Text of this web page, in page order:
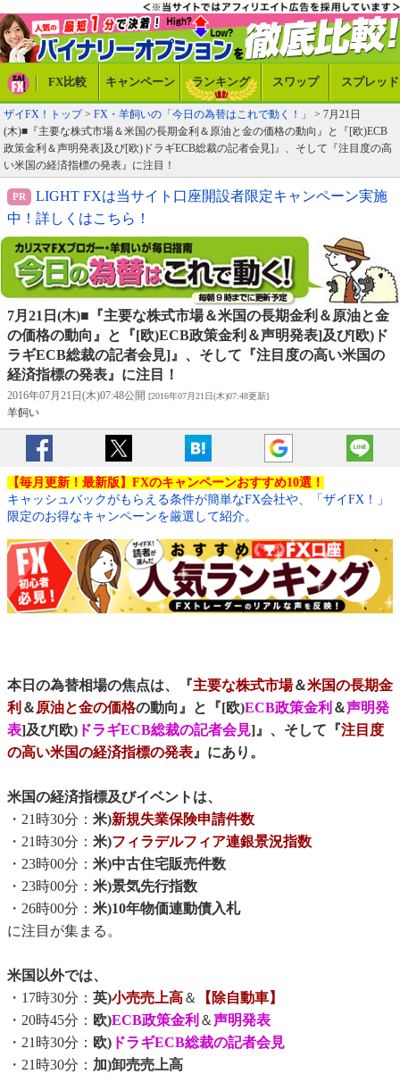
FX比較 キャンペーン ランキング スワップ スプレッド
ザイFX！トップ> FX・羊飼いの「今日の為替はこれで動く！」
> 7月21日
(木)■『主要な株式市場＆米国の長期金利＆原油と金の価格の動向』と『[欧)ECB
政策金利＆声明発表]及び[欧)ドラギECB総裁の記者会見]』、そして『注目度の高
い米国の経済指標の発表』に注目！
LIGHT FXは当サイト口座開設者限定キャンペーン実施
中！詳しくはこちら！
7月21日(木)■『主要な株式市場＆米国の長期金利＆原油と金
の価格の動向』と『[欧)ECB政策金利＆声明発表]及び[欧)ド
ラギECB総裁の記者会見]』、そして『注目度の高い米国の
経済指標の発表』に注目！
2016年07月21日(木)07:48公開 [2016年07月21日(木)07:48更新]
羊飼い
【毎月更新！最新版】FXのキャンペーンおすすめ10選！
キャッシュバックがもらえる条件が簡単なFX会社や、「ザイFX！」
限定のお得なキャンペーンを厳選して紹介。
本日の為替相場の焦点は、『主要な株式市場＆米国の長期金
利 ＆原油と金の価格の動向』と『[欧)ECB政策金利 ＆声明発
表]及び[欧) ドラギECB総裁の記者会見]』、そして『注目度
の高い米国の経済指標の発表』にあり。
米国の経済指標及びイベントは、
・21時30分： 米)新規失業保険申請件数
・21時30分： 米)フィラデルフィア連銀景況指数
・23時00分： 米)中古住宅販売件数
・23時00分： 米)景気先行指数
・26時00分： 米)10年物価連動債入札
に注目が集まる。
米国以外では、
・17時30分： 英)小売売上高＆
【除自動車】
・20時45分： 欧)ECB政策金利 ＆声明発表
・21時30分： 欧) ドラギECB総裁の記者会見
・21時30分： 加)卸売売上高